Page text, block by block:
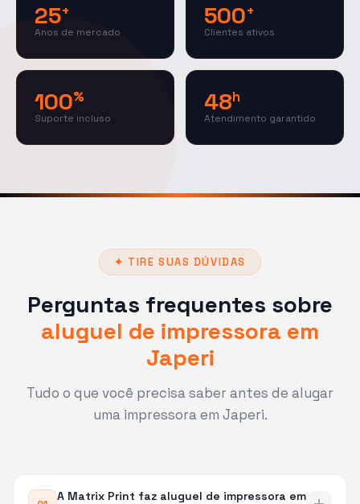
25+
Anos de mercado
500+
Clientes ativos
100%
Suporte incluso
48h
Atendimento garantido
✦ TIRE SUAS DÚVIDAS
Perguntas frequentes sobre
aluguel de impressora em
Japeri
Tudo o que você precisa saber antes de alugar
uma impressora em Japeri.
A Matrix Print faz aluguel de impressora em